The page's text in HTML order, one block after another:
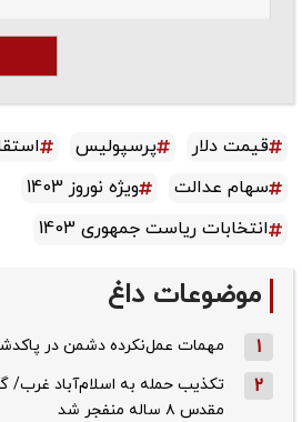
قیمت دلار پرسپولیس
سهام عدالت
ویژه نوروز 1403
انتخابات ریاست جمهوری 1403
موضوعات داغ
1 مهمات عمل‌نکرده دشمن در
2
تکذیب حمله به اسلام‌آباد غرب/
مقدس ۸ ساله منفجر شد